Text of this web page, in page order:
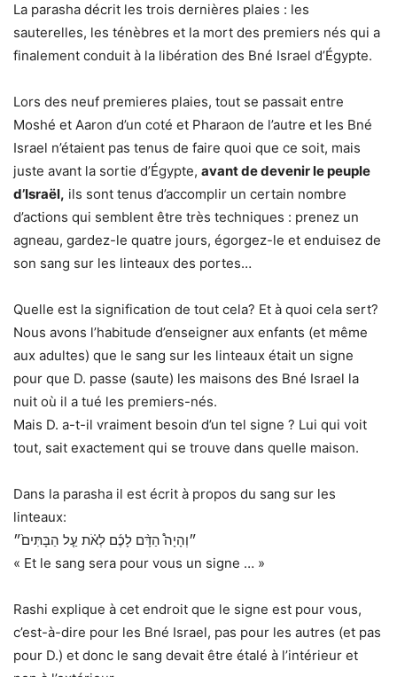
La parasha décrit les trois dernières plaies : les
sauterelles, les ténèbres et la mort des premiers nés qui a
finalement conduit à la libération des Bné Israel d’Égypte.
Lors des neuf premieres plaies, tout se passait entre
Moshé et Aaron d’un coté et Pharaon de l’autre et les Bné
Israel n’étaient pas tenus de faire quoi que ce soit, mais
juste avant la sortie d’Égypte, avant de devenir le peuple
d’Israël, ils sont tenus d’accomplir un certain nombre
d’actions qui semblent être très techniques : prenez un
agneau, gardez-le quatre jours, égorgez-le et enduisez de
son sang sur les linteaux des portes…
Quelle est la signification de tout cela? Et à quoi cela sert?
Nous avons l’habitude d’enseigner aux enfants (et même
aux adultes) que le sang sur les linteaux était un signe
pour que D. passe (saute) les maisons des Bné Israel la
nuit où il a tué les premiers-nés.
Mais D. a-t-il vraiment besoin d’un tel signe ? Lui qui voit
tout, sait exactement qui se trouve dans quelle maison.
Dans la parasha il est écrit à propos du sang sur les
linteaux:
״וְהָיָה֩ הַדָּ֨ם לָכֶ֜ם לְאֹ֗ת עַ֤ל הַבָּתִּים֙״
« Et le sang sera pour vous un signe … »
Rashi explique à cet endroit que le signe est pour vous,
c’est-à-dire pour les Bné Israel, pas pour les autres (et pas
pour D.) et donc le sang devait être étalé à l’intérieur et